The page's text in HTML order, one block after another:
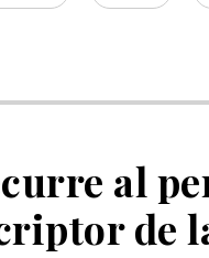
al
de